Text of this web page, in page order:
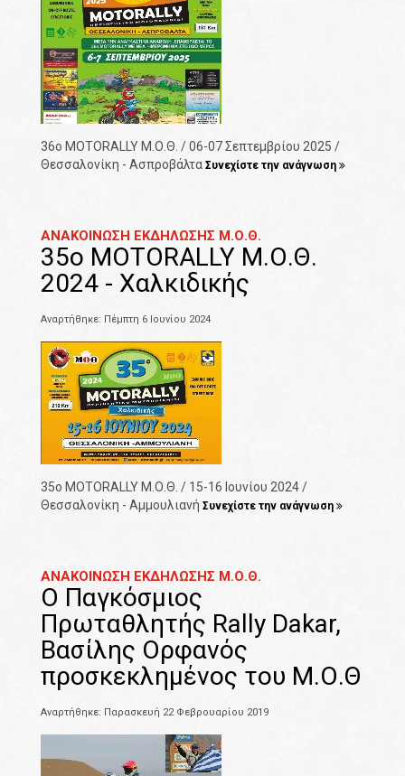
36o MOTORALLY Μ.Ο.Θ. / 06-07 Σεπτεμβρίου 2025 /
Θεσσαλονίκη - Ασπροβάλτα Συνεχίστε την ανάγνωση
ΑΝΑΚΟΙΝΩΣΗ ΕΚΔΗΛΩΣΗΣ Μ.Ο.Θ.
35o MOTORALLY Μ.Ο.Θ.
2024 - Χαλκιδικής
Αναρτήθηκε: Πέμπτη 6 Ιουνίου 2024
35o MOTORALLY Μ.Ο.Θ. / 15-16 Ιουνίου 2024 /
Θεσσαλονίκη - Αμμουλιανή Συνεχίστε την ανάγνωση
ΑΝΑΚΟΙΝΩΣΗ ΕΚΔΗΛΩΣΗΣ Μ.Ο.Θ.
Ο Παγκόσμιος
Πρωταθλητής Rally Dakar,
Βασίλης Ορφανός
προσκεκλημένος του Μ.Ο.Θ
Αναρτήθηκε: Παρασκευή 22 Φεβρουαρίου 2019